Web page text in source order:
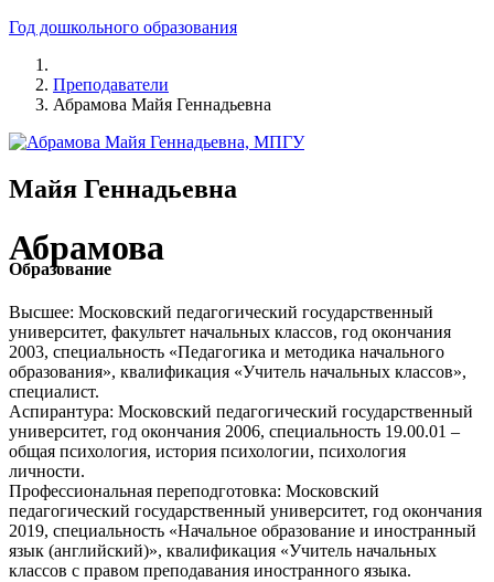
Год дошкольного образования
Преподаватели
Абрамова Майя Геннадьевна
Майя Геннадьевна
Абрамова
Образование
Высшее: Московский педагогический государственный
университет, факультет начальных классов, год окончания
2003, специальность «Педагогика и методика начального
образования», квалификация «Учитель начальных классов»,
специалист.
Аспирантура: Московский педагогический государственный
университет, год окончания 2006, специальность 19.00.01 –
общая психология, история психологии, психология
личности.
Профессиональная переподготовка: Московский
педагогический государственный университет, год окончания
2019, специальность «Начальное образование и иностранный
язык (английский)», квалификация «Учитель начальных
классов с правом преподавания иностранного языка.